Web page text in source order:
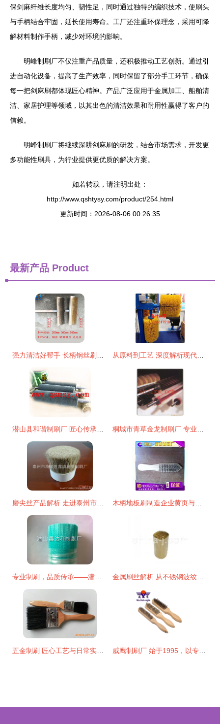
保剑麻纤维长度均匀、韧性足，同时通过独特的编织技术，使刷头
与手柄结合牢固，延长使用寿命。工厂还注重环保理念，采用可降
解材料制作手柄，减少对环境的影响。
明峰制刷厂不仅注重产品质量，还积极推动工艺创新。通过引
进自动化设备，提高了生产效率，同时保留了部分手工环节，确保
每一把剑麻刷都体现匠心精神。产品广泛应用于金属加工、船舶清
洁、家居护理等领域，以其出色的清洁效果和耐用性赢得了客户的
信赖。
明峰制刷厂将继续深耕剑麻刷的研发，结合市场需求，开发更
多功能性刷具，为行业提供更优质的解决方案。
如若转载，请注明出处：
http://www.qshtysy.com/product/254.html
更新时间：2026-08-06 00:26:35
最新产品 Product